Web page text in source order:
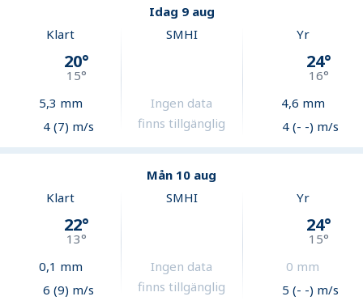
Idag 9 aug
Klart
20°
15°
5,3 mm
4 (7) m/s
SMHI
Ingen data
finns tillgänglig
Yr
24°
16°
4,6 mm
4 (- -) m/s
Mån 10 aug
Klart
22°
13°
0,1 mm
6 (9) m/s
SMHI
Ingen data
finns tillgänglig
Yr
24°
15°
0 mm
5 (- -) m/s